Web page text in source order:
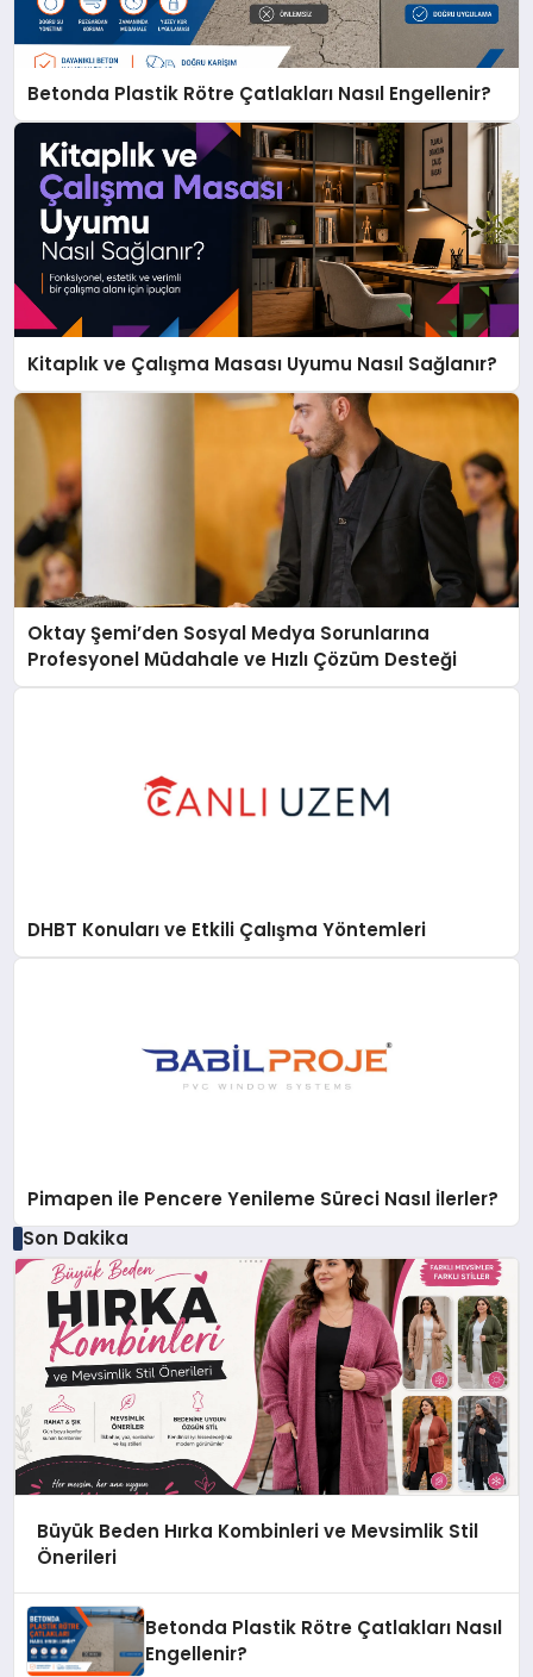
Betonda Plastik Rötre Çatlakları Nasıl Engellenir?
Kitaplık ve Çalışma Masası Uyumu Nasıl Sağlanır?
Oktay Şemi’den Sosyal Medya Sorunlarına
Profesyonel Müdahale ve Hızlı Çözüm Desteği
DHBT Konuları ve Etkili Çalışma Yöntemleri
Pimapen ile Pencere Yenileme Süreci Nasıl İlerler?
Son Dakika
Büyük Beden Hırka Kombinleri ve Mevsimlik Stil
Önerileri
Betonda Plastik Rötre Çatlakları Nasıl
Engellenir?